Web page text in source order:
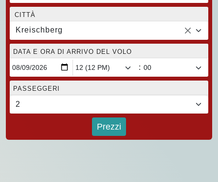
CITTÀ
Kreischberg
DATA E ORA DI ARRIVO DEL VOLO
:
PASSEGGERI
Prezzi